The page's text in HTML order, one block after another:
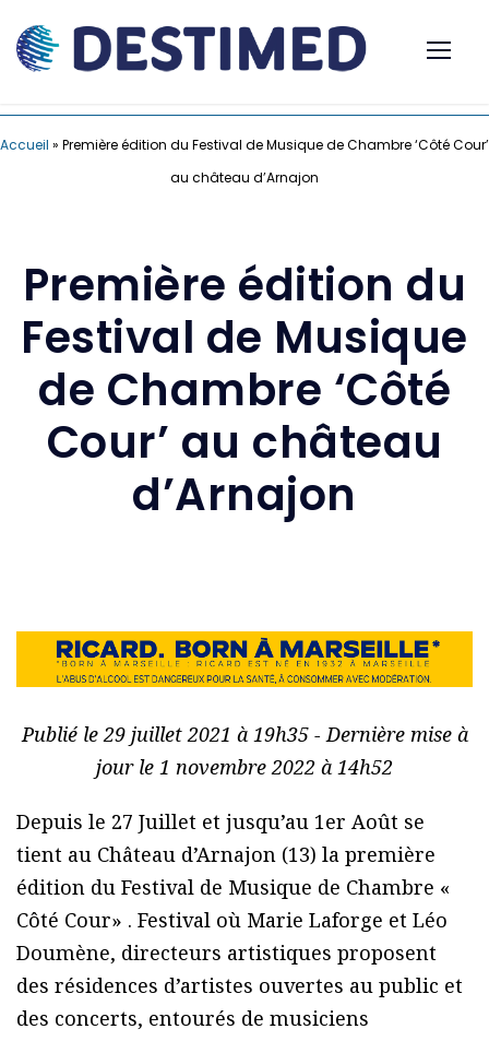
Accueil » Première édition du Festival de Musique de Chambre ‘Côté Cour’
au château d’Arnajon
Première édition du
Festival de Musique
de Chambre ‘Côté
Cour’ au château
d’Arnajon
Publié le 29 juillet 2021 à 19h35 - Dernière mise à
jour le 1 novembre 2022 à 14h52
Depuis le 27 Juillet et jusqu’au 1er Août se
tient au Château d’Arnajon (13) la première
édition du Festival de Musique de Chambre «
Côté Cour» . Festival où Marie Laforge et Léo
Doumène, directeurs artistiques proposent
des résidences d’artistes ouvertes au public et
des concerts, entourés de musiciens